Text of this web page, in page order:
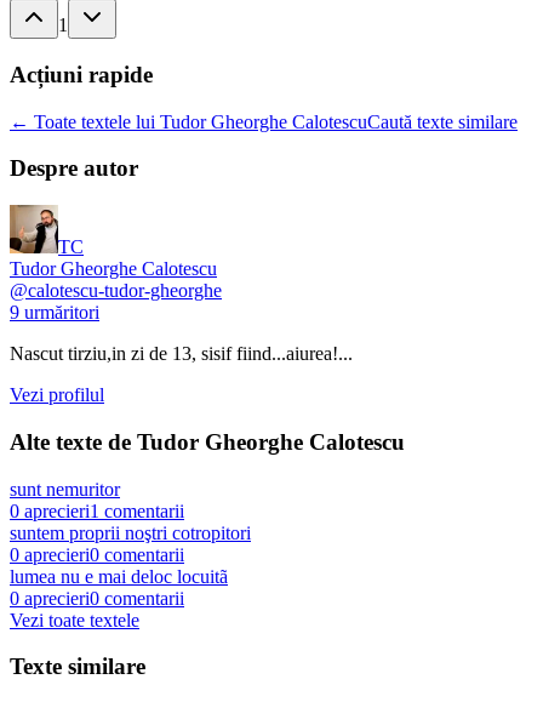
1
Acțiuni rapide
← Toate textele lui Tudor Gheorghe CalotescuCaută texte similare
Despre autor
TC
Tudor Gheorghe Calotescu
@calotescu-tudor-gheorghe
9 urmăritori
Nascut tirziu,in zi de 13, sisif fiind...aiurea!...
Vezi profilul
Alte texte de Tudor Gheorghe Calotescu
sunt nemuritor
0 aprecieri1 comentarii
suntem proprii noştri cotropitori
0 aprecieri0 comentarii
lumea nu e mai deloc locuitã
0 aprecieri0 comentarii
Vezi toate textele
Texte similare